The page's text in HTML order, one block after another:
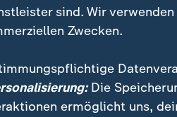
sind. Wir
Zwecken.
Die
ermöglicht uns,